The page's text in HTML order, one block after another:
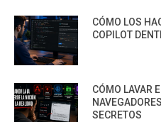
CÓMO LOS
COPILOT
CÓMO LAVAR
SECRETOS